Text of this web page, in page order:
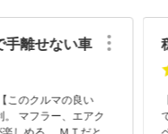
手離せない車
。 マフラー、エアク
て